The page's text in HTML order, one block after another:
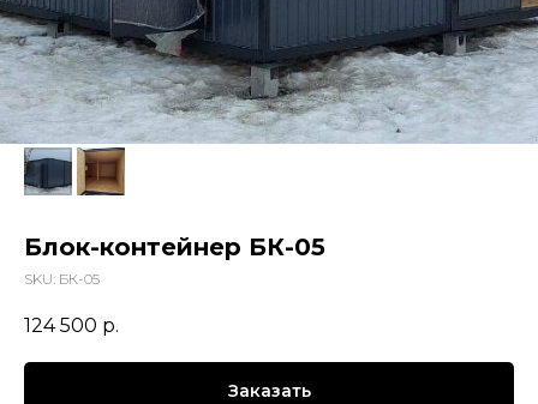
Блок-контейнер БК-05
SKU: БК-05
124 500 р.
Заказать